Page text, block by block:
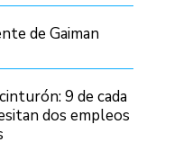
de Gaiman
9 de cada
dos empleos